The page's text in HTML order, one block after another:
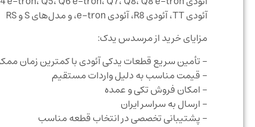
آئودی TT، آئودی R8، آئودی e-tron، و مدل‌های S و RS
مزایای خرید از مرسدس یدک:
– تأمین سریع قطعات یدکی آئودی با کمترین زمان
– قیمت مناسب به دلیل واردات مستقیم
– امکان فروش تکی و عمده
– ارسال به سراسر ایران
– پشتیبانی تخصصی در انتخاب قطعه مناسب